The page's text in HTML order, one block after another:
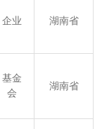
企业 湖南省
基金
会
湖南省